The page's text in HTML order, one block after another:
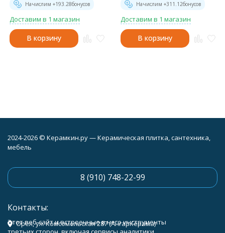
Начислим +193.28бонусов
Доставим в 1 магазин
В корзину
Начислим +311.12бонусов
Доставим в 1 магазин
В корзину
2024-2026 © Керамкин.ру — Керамическая плитка, сантехника,
мебель
8 (910) 748-22-99
Контакты:
Орёл, ул. Комсомольская 287 (АнгарКерама)
Этот веб-сайт и встроенные в него инструменты